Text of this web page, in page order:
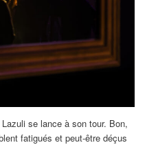
se lance à son tour. Bon,
fatigués et peut-être déçus